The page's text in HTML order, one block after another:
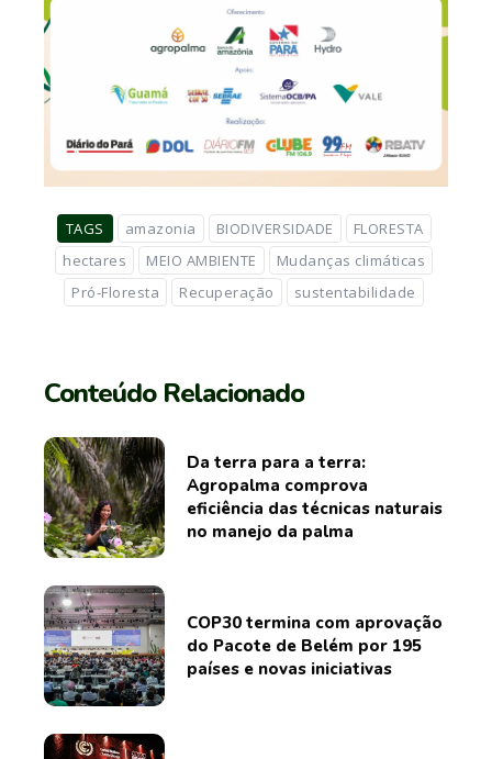
TAGS amazonia BIODIVERSIDADE
FLORESTA
hectares
MEIO AMBIENTE
Mudanças climáticas
Pró-Floresta
Recuperação sustentabilidade
Conteúdo Relacionado
Da terra para a terra:
Agropalma comprova
eficiência das técnicas naturais
no manejo da palma
COP30 termina com aprovação
do Pacote de Belém por 195
países e novas iniciativas